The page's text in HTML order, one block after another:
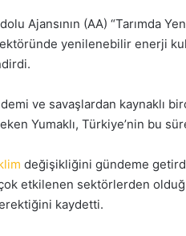
Ajansının (AA) “Tarımda
yenilenebilir enerji
ve savaşlardan
Yumaklı, Türkiye’nin bu
değişikliğini gündeme
etkilenen sektörlerden
kaydetti.